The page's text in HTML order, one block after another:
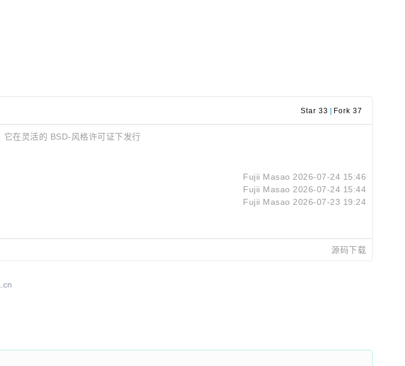
Star 33 Fork 37
在灵活的 BSD-风格许可证下发行
Fujii Masao 2026-07-24 15:46
Fujii Masao 2026-07-24 15:44
Fujii Masao 2026-07-23 19:24
源码下载